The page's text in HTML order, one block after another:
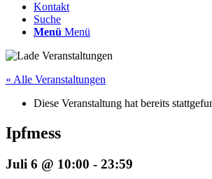
Kontakt
Suche
Menü Menü
« Alle Veranstaltungen
Diese Veranstaltung hat bereits
Ipfmess
Juli 6 @ 10:00 - 23:59